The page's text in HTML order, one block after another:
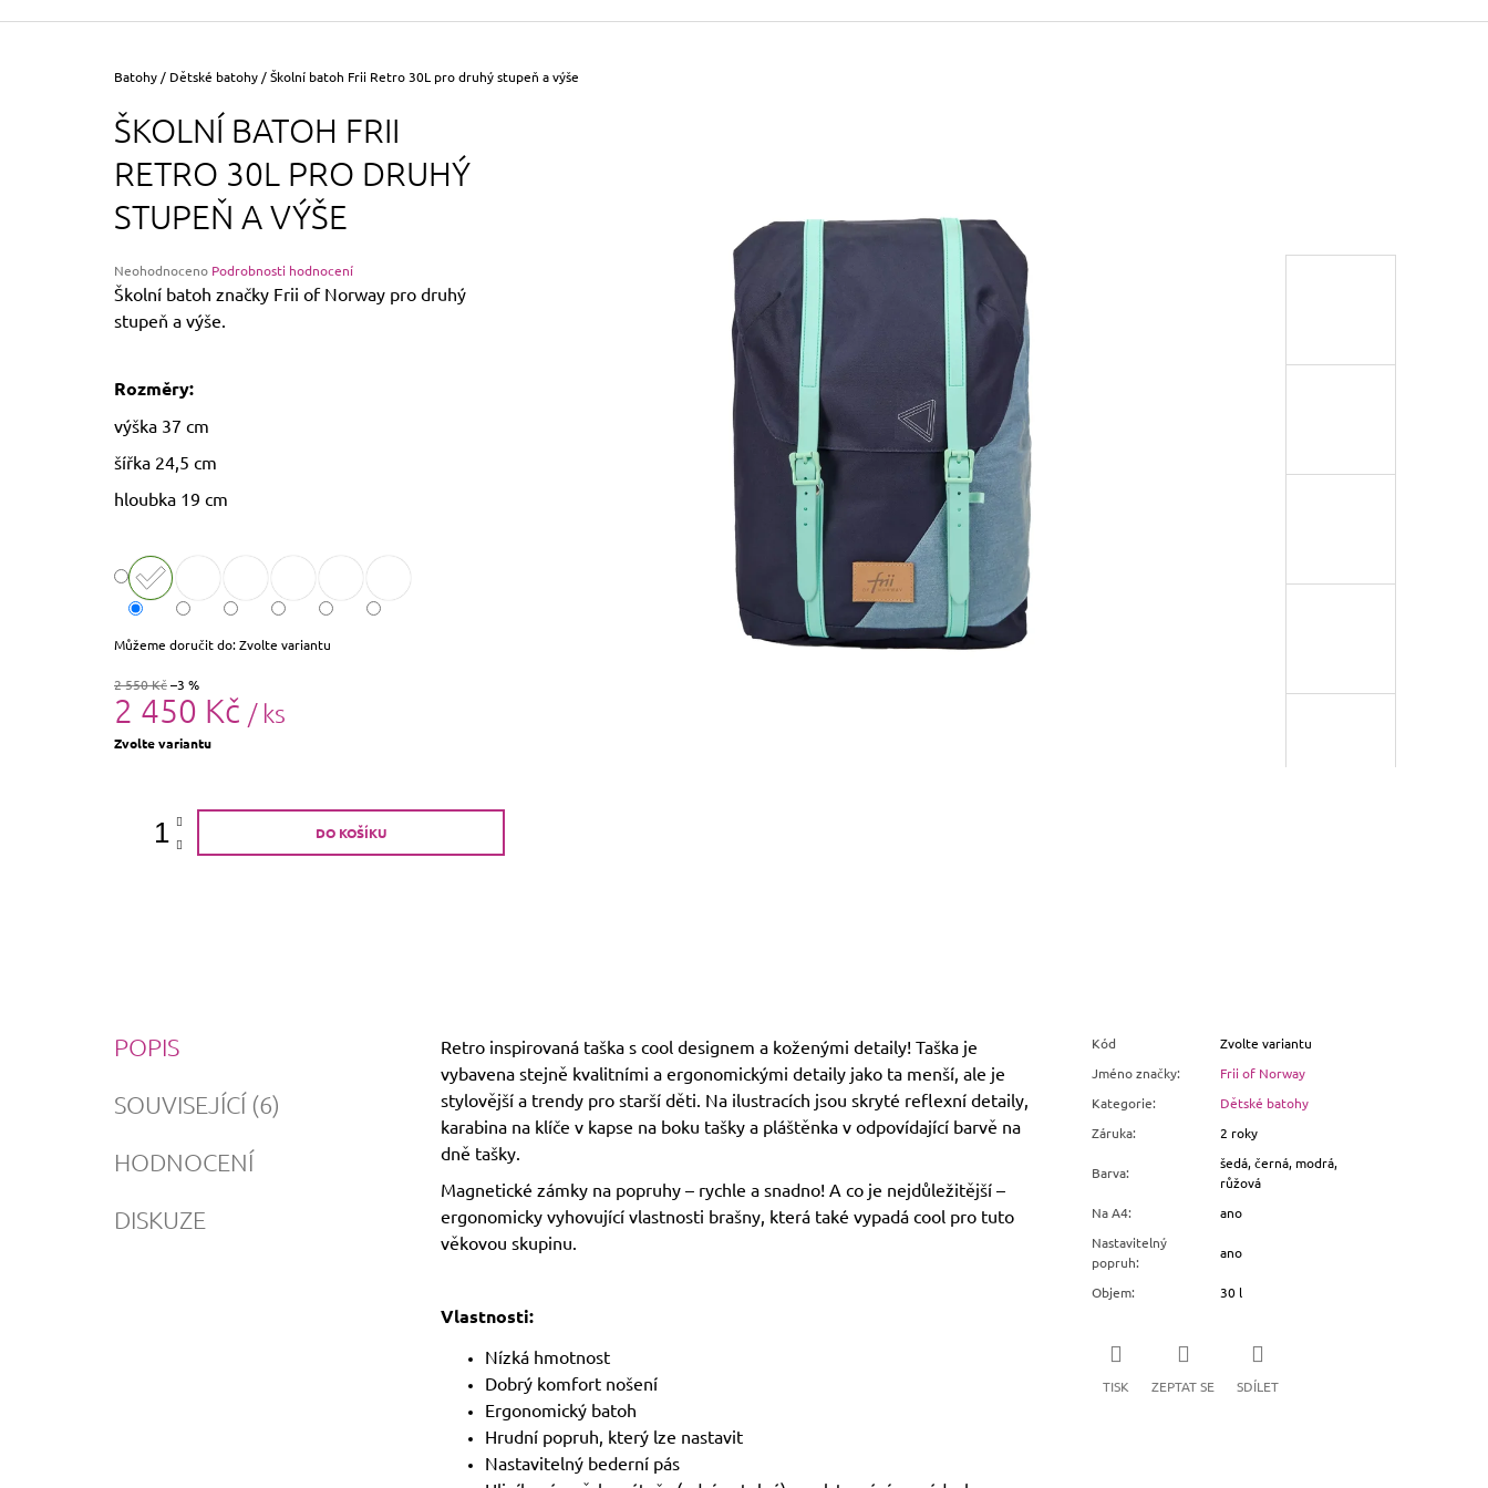
Domů
Batohy / Dětské batohy /Školní batoh Frii Retro 30L pro druhý stupeň a výše
ŠKOLNÍ BATOH FRII
RETRO 30L PRO DRUHÝ
STUPEŇ A VÝŠE
Průměrné
hodnocení
je
5
Neohodnoceno Podrobnosti hodnocení
Školní batoh značky Frii of Norway pro druhý
stupeň a výše.
Rozměry:
výška 37 cm
šířka 24,5 cm
hloubka 19 cm
Můžeme doručit do:Zvolte variantu
2 550 Kč–3 %
2 450 Kč / ks
Měrná
Zvolte variantu
DO KOŠÍKU
POPIS
SOUVISEJÍCÍ (6)
HODNOCENÍ
DISKUZE
Retro inspirovaná taška s cool designem a koženými detaily! Taška je
vybavena stejně kvalitními a ergonomickými detaily jako ta menší, ale je
stylovější a trendy pro starší děti. Na ilustracích jsou skryté reflexní detaily,
karabina na klíče v kapse na boku tašky a pláštěnka v odpovídající barvě na
dně tašky.
Magnetické zámky na popruhy – rychle a snadno! A co je nejdůležitější –
ergonomicky vyhovující vlastnosti brašny, která také vypadá cool pro tuto
věkovou skupinu.
Vlastnosti:
Nízká hmotnost
Dobrý komfort nošení
Ergonomický batoh
Hrudní popruh, který lze nastavit
Nastavitelný bederní pás
Kód
Zvolte variantu
Jméno značky:
Frii of Norway
Kategorie:
Dětské batohy
Záruka: 2 roky
Barva:
šedá, černá, modrá,
růžová
Na A4:
ano
Nastavitelný
popruh:
ano
Objem: 30 l
TISK ZEPTAT SE SDÍLET